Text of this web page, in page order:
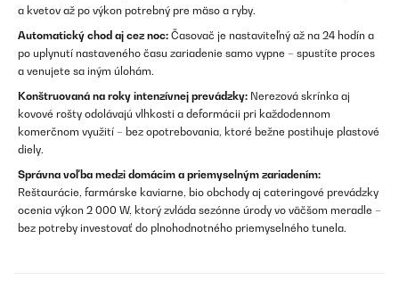
a kvetov až po výkon potrebný pre mäso a ryby.
Automatický chod aj cez noc: Časovač je nastaviteľný až na 24 hodín a
po uplynutí nastaveného času zariadenie samo vypne – spustíte proces
a venujete sa iným úlohám.
Konštruovaná na roky intenzívnej prevádzky: Nerezová skrínka aj
kovové rošty odolávajú vlhkosti a deformácii pri každodennom
komerčnom využití – bez opotrebovania, ktoré bežne postihuje plastové
diely.
Správna voľba medzi domácim a priemyselným zariadením:
Reštaurácie, farmárske kaviarne, bio obchody aj cateringové prevádzky
ocenia výkon 2 000 W, ktorý zvláda sezónne úrody vo väčšom meradle –
bez potreby investovať do plnohodnotného priemyselného tunela.